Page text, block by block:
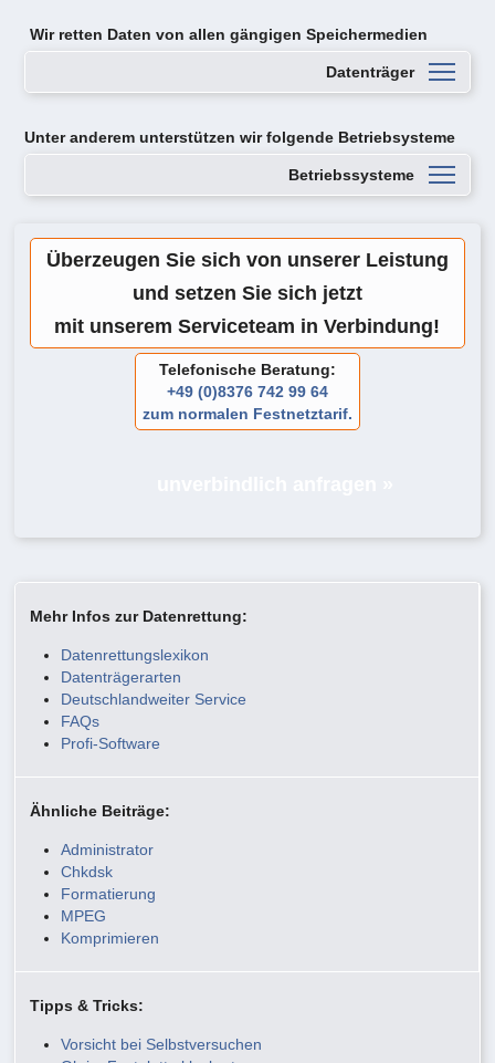
Wir retten Daten vonallen gängigen Speichermedien
Datenträger
Unter anderem unterstützen wir folgende Betriebsysteme
Betriebssysteme
Überzeugen Sie sich von unserer Leistung
und setzen Sie sich jetzt
mit unserem Serviceteam in Verbindung!
Telefonische Beratung:
+49 (0)8376 742 99 64
zum normalen Festnetztarif.
Mehr Infos zur Datenrettung:
Datenrettungslexikon
Datenträgerarten
Deutschlandweiter Service
FAQs
Profi-Software
Ähnliche Beiträge:
Administrator
Chkdsk
Formatierung
MPEG
Komprimieren
Tipps & Tricks:
Vorsicht bei Selbstversuchen